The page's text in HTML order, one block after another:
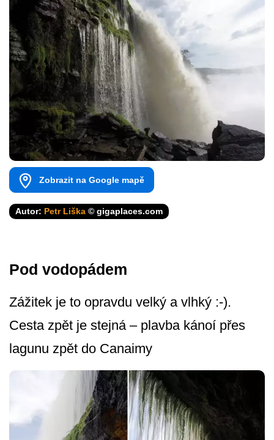
Zobrazit na Google mapě
Autor: Petr Liška © gigaplaces.com
Pod vodopádem
Zážitek je to opravdu velký a vlhký :-).
Cesta zpět je stejná – plavba kánoí přes
lagunu zpět do Canaimy